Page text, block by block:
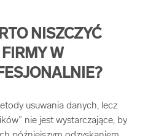
NISZCZYĆ
W
usuwania danych, lecz
nie jest wystarczające, by